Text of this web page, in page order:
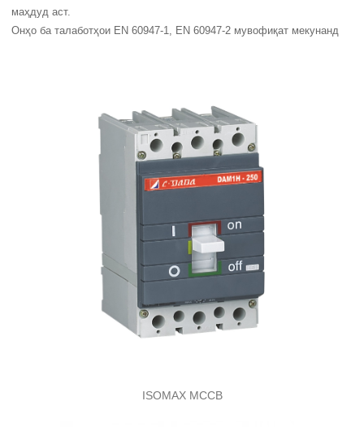
маҳдуд аст.
Онҳо ба талаботҳои EN 60947-1, EN 60947-2 мувофиқат мекунанд
ISOMAX MCCB